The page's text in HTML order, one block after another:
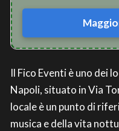
Il Fico Eventi è uno dei
Napoli, situato in Via
locale è un punto di
musica e della vita